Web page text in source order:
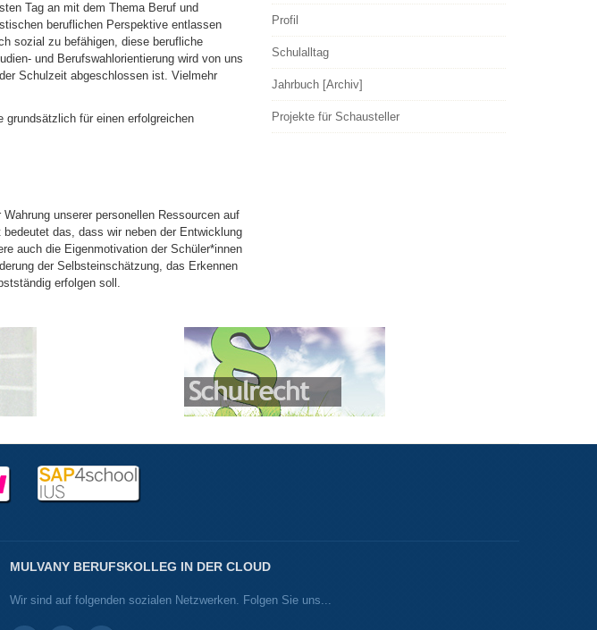
Tag an mit dem Thema Beruf und
beruflichen Perspektive entlassen
sozial zu befähigen, diese berufliche
und Berufswahlorientierung wird von uns
Schulzeit abgeschlossen ist. Vielmehr
für einen erfolgreichen
unserer personellen Ressourcen auf
das, dass wir neben der Entwicklung
auch die Eigenmotivation der Schüler*innen
der Selbsteinschätzung, das Erkennen
erfolgen soll.
Profil
Schulalltag
Jahrbuch [Archiv]
Projekte für Schausteller
MULVANY BERUFSKOLLEG IN DER CLOUD
Wir sind auf folgenden sozialen Netzwerken. Folgen Sie uns...